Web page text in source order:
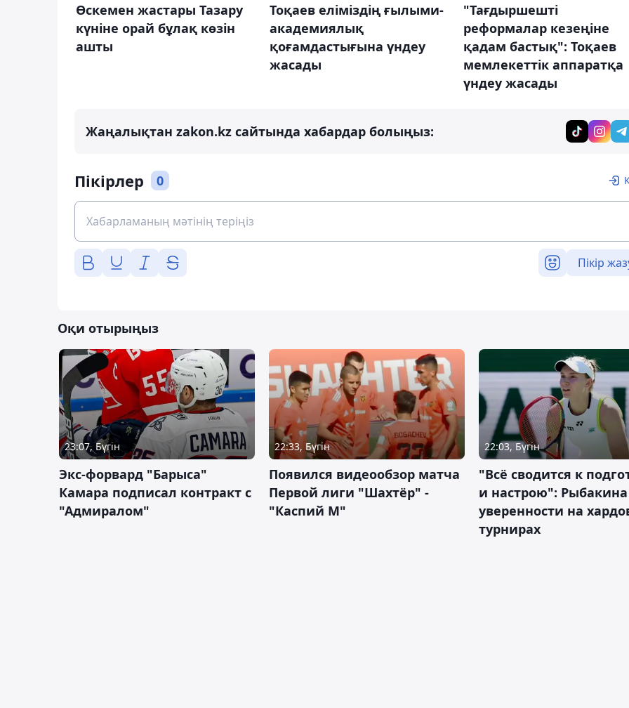
️Өскемен жастары Тазару
күніне орай бұлақ көзін
ашты
Тоқаев еліміздің ғылыми-
академиялық
қоғамдастығына үндеу
жасады
"Тағдыршешті
реформалар кезеңіне
қадам бастық": Тоқаев
мемлекеттік аппаратқа
үндеу жасады
Жаңалықтан zakon.kz сайтында хабардар болыңыз:
Пікірлер 0
Пікір
Оқи отырыңыз
23:07, Бүгін
Экс-форвард "Барыса"
Камара подписал контракт с
"Адмиралом"
22:33, Бүгін
Появился видеообзор матча
Первой лиги "Шахтёр" -
"Каспий М"
22:03, Бүгін
"Всё сводится к
и настрою": Рыбакина
уверенности на
турнирах